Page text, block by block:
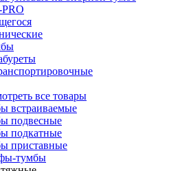
все товары
встраиваемые
подвесные
подкатные
приставные
тумбы